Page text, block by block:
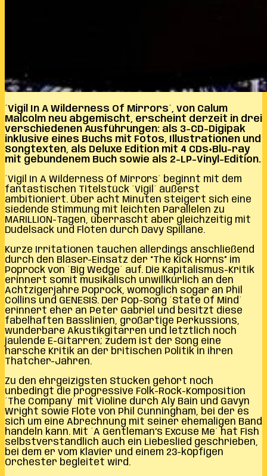
´Vigil In A Wilderness Of Mirrors´, von Calum
Malcolm neu abgemischt, erscheint derzeit in drei
verschiedenen Ausführungen: als 3-CD-Digipak
inklusive eines Buchs mit Fotos, Illustrationen und
Songtexten, als Deluxe Edition mit 4 CDs+Blu-ray
mit gebundenem Buch sowie als 2-LP-Vinyl-Edition.
´Vigil In A Wilderness Of Mirrors´ beginnt mit dem
fantastischen Titelstück ´Vigil´ äußerst
ambitioniert. Über acht Minuten steigert sich eine
siedende Stimmung mit leichten Parallelen zu
MARILLION-Tagen, überrascht aber gleichzeitig mit
Dudelsack und Flöten durch Davy Spillane.
Kurze Irritationen tauchen allerdings anschließend
durch den Bläser-Einsatz der “The Kick Horns” im
Poprock von ´Big Wedge´ auf. Die Kapitalismus-Kritik
erinnert somit musikalisch unwillkürlich an den
Achtzigerjahre Poprock, womöglich sogar an Phil
Collins und GENESIS. Der Pop-Song ´State Of Mind´
erinnert eher an Peter Gabriel und besitzt diese
fabelhaften Basslinien, großartige Perkussions,
wunderbare Akustikgitarren und letztlich noch
jaulende E-Gitarren; zudem ist der Song eine
harsche Kritik an der britischen Politik in ihren
Thatcher-Jahren.
Zu den ehrgeizigsten Stücken gehört noch
unbedingt die progressive Folk-Rock-Komposition
´The Company´ mit Violine durch Aly Bain und Gavyn
Wright sowie Flöte von Phil Cunningham, bei der es
sich um eine Abrechnung mit seiner ehemaligen Band
handeln kann. Mit ´A Gentleman’s Excuse Me´ hat Fish
selbstverständlich auch ein Liebeslied geschrieben,
bei dem er vom Klavier und einem 23-köpfigen
Orchester begleitet wird.